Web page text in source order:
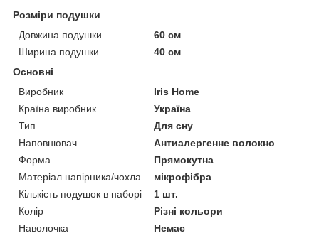
Розміри подушки
Довжина подушки
60 см
Ширина подушки
40 см
Основні
Виробник
Iris Home
Країна виробник
Україна
Тип
Для сну
Наповнювач
Антиалергенне волокно
Форма
Прямокутна
Матеріал напірника/чохла
мікрофібра
Кількість подушок в наборі
1 шт.
Колір
Різні кольори
Наволочка
Немає